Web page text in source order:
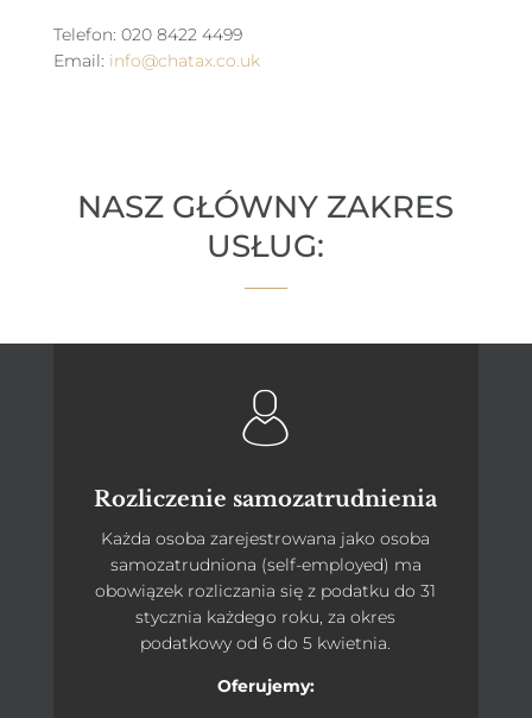
Telefon: 020 8422 4499
Email: info@chatax.co.uk
NASZ GŁÓWNY ZAKRES
USŁUG:
Rozliczenie samozatrudnienia
Każda osoba zarejestrowana jako osoba
samozatrudniona (self-employed) ma
obowiązek rozliczania się z podatku do 31
stycznia każdego roku, za okres
podatkowy od 6 do 5 kwietnia.
Oferujemy: